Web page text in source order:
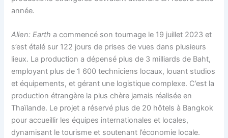
année.
Alien: Earth a commencé son tournage le 19 juillet 2023 et
s’est étalé sur 122 jours de prises de vues dans plusieurs
lieux. La production a dépensé plus de 3 milliards de Baht,
employant plus de 1 600 techniciens locaux, louant studios
et équipements, et gérant une logistique complexe. C’est la
production étrangère la plus chère jamais réalisée en
Thaïlande. Le projet a réservé plus de 20 hôtels à Bangkok
pour accueillir les équipes internationales et locales,
dynamisant le tourisme et soutenant l’économie locale.